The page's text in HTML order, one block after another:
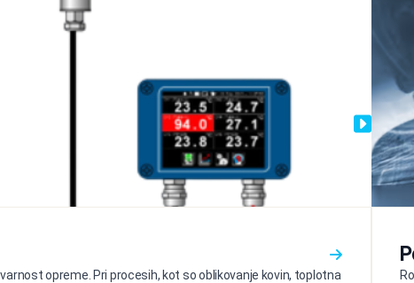
opreme. Pri procesih, kot so oblikovanje kovin, toplotna